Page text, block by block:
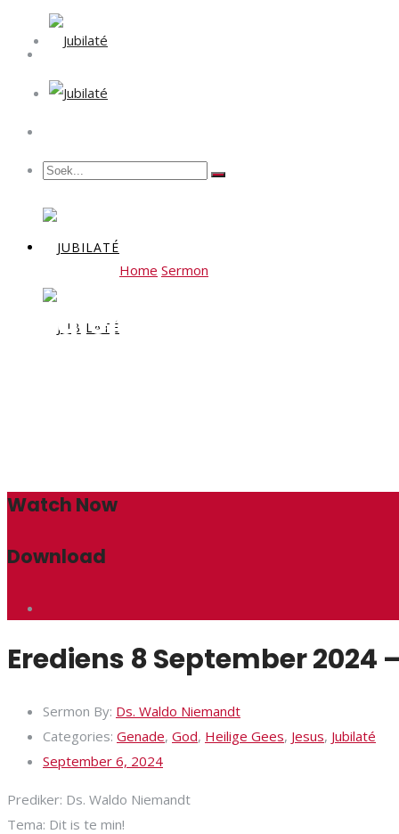
Home Sermon
Erediens 8 September
Watch Now
Download
Erediens 8 September 2024
Sermon By: Ds. Waldo Niemandt
Categories: Genade, God, Heilige Gees, Jesus, Jubilaté
September 6, 2024
Prediker: Ds. Waldo Niemandt
Tema: Dit is te min!